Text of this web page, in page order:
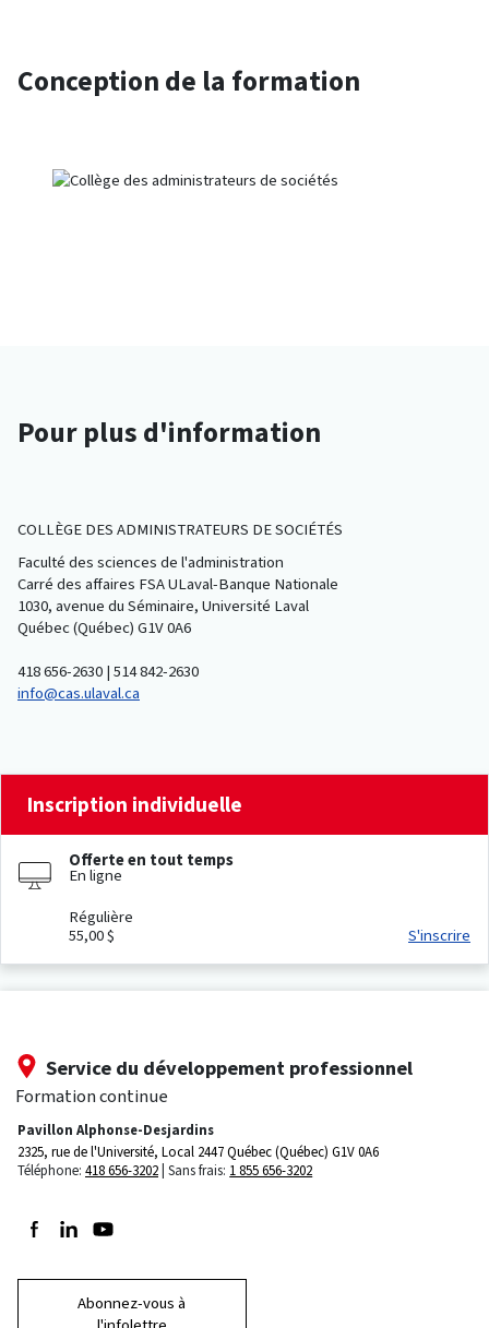
Conception de la formation
Pour plus d'information
COLLÈGE DES ADMINISTRATEURS DE SOCIÉTÉS
Faculté des sciences de l'administration
Carré des affaires FSA ULaval-Banque Nationale
1030, avenue du Séminaire, Université Laval
Québec (Québec) G1V 0A6
418 656-2630 | 514 842-2630
info@cas.ulaval.ca
Inscription individuelle
Offerte en tout temps
En ligne
Régulière
55,00 $
S'inscrire
Service du développement professionnel
Formation continue
Pavillon Alphonse-Desjardins
2325, rue de l'Université, Local 2447Québec (Québec) G1V 0A6
Téléphone: 418 656-3202 Sans frais: 1 855 656-3202
Suivez-nous sur Facebook
Suivez-nous sur LinkedIn
Suivez-nous sur Youtube
Abonnez-vous à